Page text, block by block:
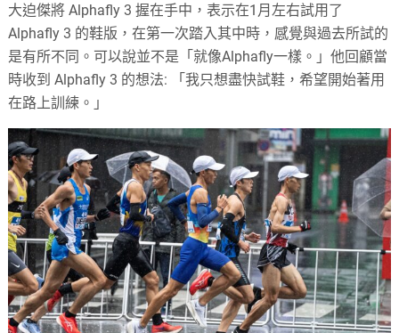
大迫傑將 Alphafly 3 握在手中，表示在1月左右試用了
Alphafly 3 的鞋版，在第一次踏入其中時，感覺與過去所試的
是有所不同。可以說並不是「就像Alphafly一樣。」他回顧當
時收到 Alphafly 3 的想法: 「我只想盡快試鞋，希望開始著用
在路上訓練。」